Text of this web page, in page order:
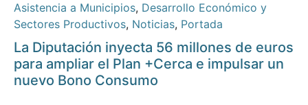
Asistencia a Municipios, Desarrollo Económico y
Sectores Productivos, Noticias, Portada
La Diputación inyecta 56 millones de euros
para ampliar el Plan +Cerca e impulsar un
nuevo Bono Consumo